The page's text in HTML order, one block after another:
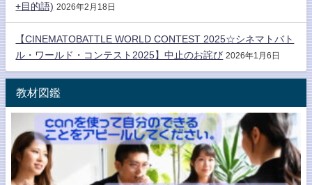
+目的語) 2026年2月18日
【CINEMATOBATTLE WORLD CONTEST 2025☆シネマトバト
ル・ワールド・コンテスト2025】中止のお詫び 2026年1月6日
教材図鑑